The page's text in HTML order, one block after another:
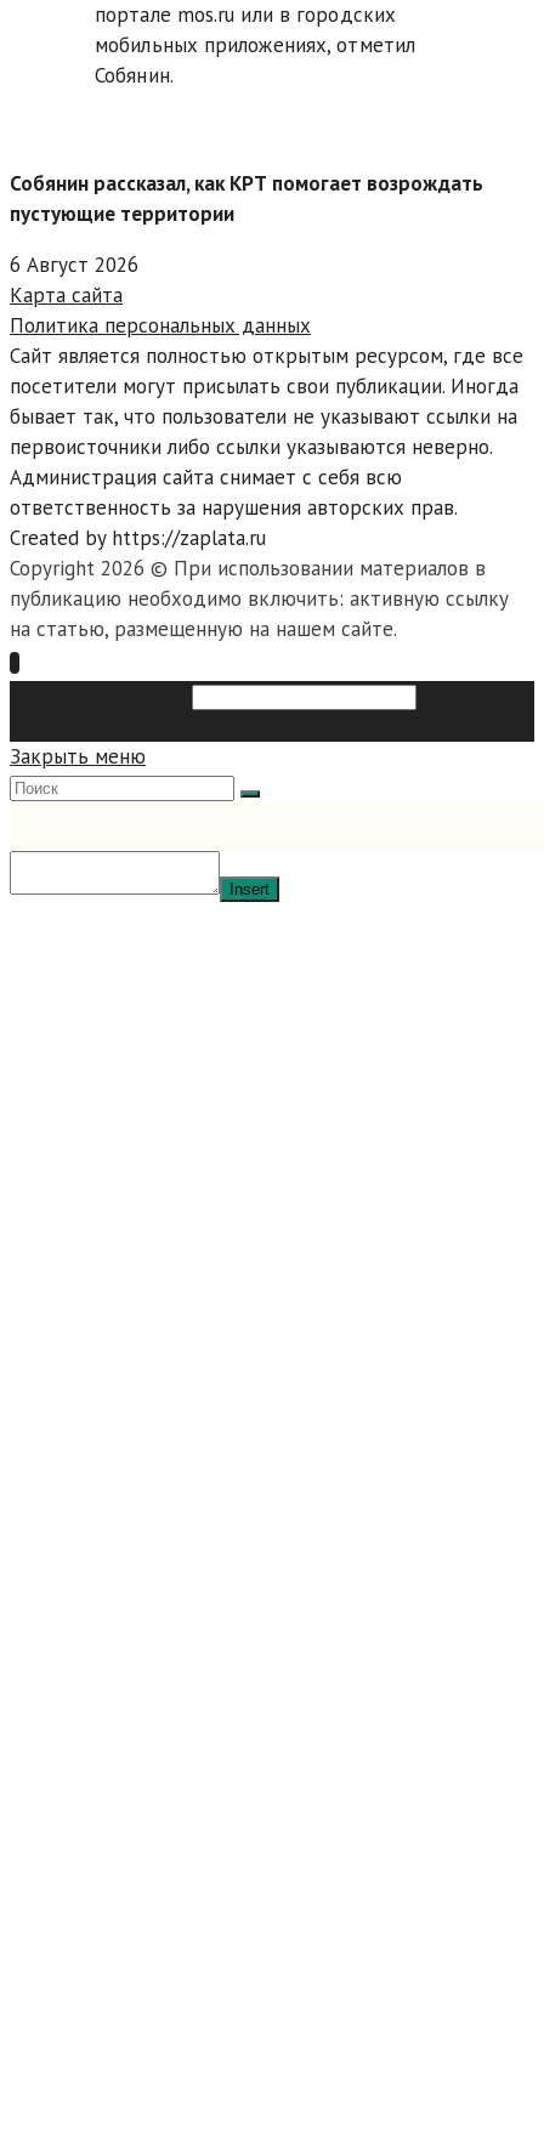
портале mos.ru или в городских
мобильных приложениях, отметил
Собянин.
Собянин рассказал, как КРТ помогает возрождать
пустующие территории
6 Август 2026
Карта сайта
Политика персональных данных
Сайт является полностью открытым ресурсом, где все
посетители могут присылать свои публикации. Иногда
бывает так, что пользователи не указывают ссылки на
первоисточники либо ссылки указываются неверно.
Администрация сайта снимает с себя всю
ответственность за нарушения авторских прав.
Created by https://zaplata.ru
Copyright 2026 © При использовании материалов в
публикацию необходимо включить: активную ссылку
на статью, размещенную на нашем сайте.
Закрыть меню
Insert